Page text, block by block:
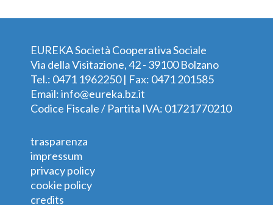
EUREKA Società Cooperativa Sociale
Via della Visitazione, 42 - 39100 Bolzano
Tel.: 0471 1962250 | Fax: 0471 201585
Email:info@eureka.bz.it
Codice Fiscale / Partita IVA: 01721770210
trasparenza
impressum
privacy policy
cookie policy
credits